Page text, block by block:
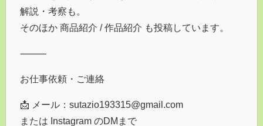
解説・考察も。
そのほか 商品紹介 / 作品紹介 も投稿しています。
⸻
お仕事依頼・ご連絡
📩 メール：sutazio193315@gmail.com
または Instagram のDMまで